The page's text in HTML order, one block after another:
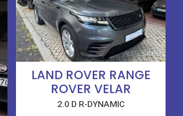
LAND ROVER RANGE
ROVER VELAR
2.0 D R-DYNAMIC